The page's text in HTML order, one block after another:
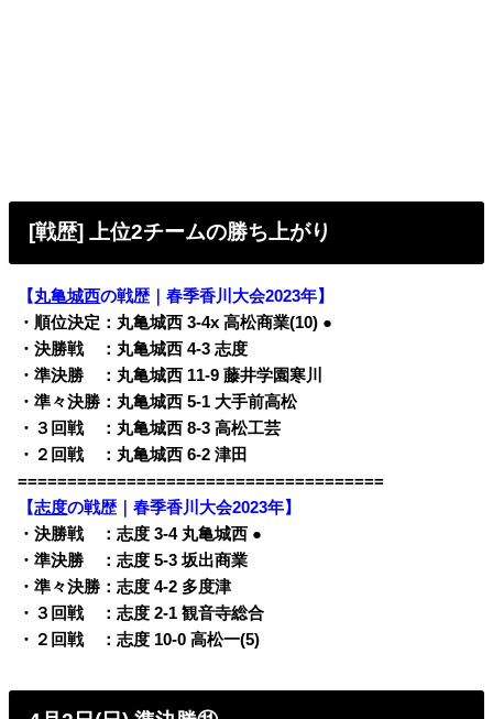
[戦歴] 上位2チームの勝ち上がり
【丸亀城西の戦歴｜春季香川大会2023年】
・順位決定：丸亀城西 3-4x 高松商業(10) ●
・決勝戦 ：丸亀城西 4-3 志度
・準決勝 ：丸亀城西 11-9 藤井学園寒川
・準々決勝：丸亀城西 5-1 大手前高松
・３回戦 ：丸亀城西 8-3 高松工芸
・２回戦 ：丸亀城西 6-2 津田
=====================================
【志度の戦歴｜春季香川大会2023年】
・決勝戦 ：志度 3-4 丸亀城西 ●
・準決勝 ：志度 5-3 坂出商業
・準々決勝：志度 4-2 多度津
・３回戦 ：志度 2-1 観音寺総合
・２回戦 ：志度 10-0 高松一(5)